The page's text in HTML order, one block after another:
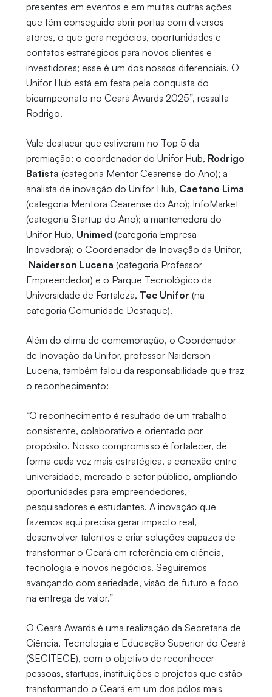
presentes em eventos e em muitas outras ações
que têm conseguido abrir portas com diversos
atores, o que gera negócios, oportunidades e
contatos estratégicos para novos clientes e
investidores; esse é um dos nossos diferenciais. O
Unifor Hub está em festa pela conquista do
bicampeonato no Ceará Awards 2025”, ressalta
Rodrigo.
Vale destacar que estiveram no Top 5 da
premiação: o coordenador do Unifor Hub, Rodrigo
Batista (categoria Mentor Cearense do Ano); a
analista de inovação do Unifor Hub, Caetano Lima
(categoria Mentora Cearense do Ano); InfoMarket
(categoria Startup do Ano); a mantenedora do
Unifor Hub, Unimed (categoria Empresa
Inovadora); o Coordenador de Inovação da Unifor,
Naiderson Lucena (categoria Professor
Empreendedor) e o Parque Tecnológico da
Universidade de Fortaleza, Tec Unifor (na
categoria Comunidade Destaque).
Além do clima de comemoração, o Coordenador
de Inovação da Unifor, professor Naiderson
Lucena, também falou da responsabilidade que traz
o reconhecimento:
“O reconhecimento é resultado de um trabalho
consistente, colaborativo e orientado por
propósito. Nosso compromisso é fortalecer, de
forma cada vez mais estratégica, a conexão entre
universidade, mercado e setor público, ampliando
oportunidades para empreendedores,
pesquisadores e estudantes. A inovação que
fazemos aqui precisa gerar impacto real,
desenvolver talentos e criar soluções capazes de
transformar o Ceará em referência em ciência,
tecnologia e novos negócios. Seguiremos
avançando com seriedade, visão de futuro e foco
na entrega de valor.”
O Ceará Awards é uma realização da Secretaria de
Ciência, Tecnologia e Educação Superior do Ceará
(SECITECE), com o objetivo de reconhecer
pessoas, startups, instituições e projetos que estão
transformando o Ceará em um dos pólos mais